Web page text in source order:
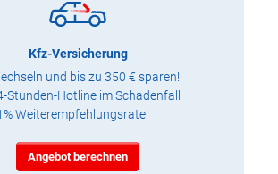
Kfz-Versicherung
und bis zu 350 € sparen!
Stunden-Hotline im Schadenfall
Weiterempfehlungsrate
Angebot berechnen